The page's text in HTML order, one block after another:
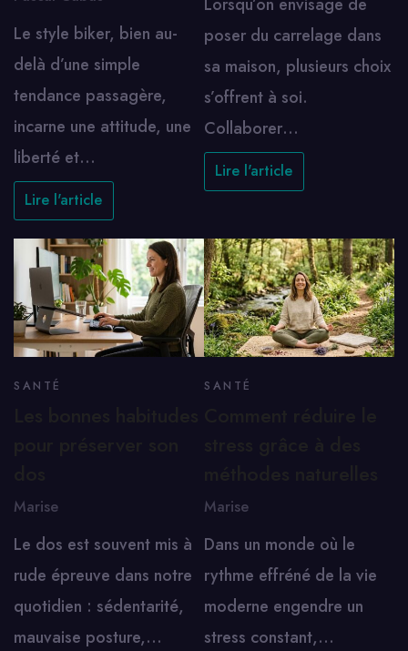
Le style biker, bien au-
delà d’une simple
tendance passagère,
incarne une attitude, une
liberté et…
Lire l'article
poser du carrelage dans
sa maison, plusieurs choix
s’offrent à soi.
Collaborer…
Lire l'article
SANTÉ
Marise
Le dos est souvent mis à
rude épreuve dans notre
quotidien : sédentarité,
mauvaise posture,…
SANTÉ
Marise
Dans un monde où le
rythme effréné de la vie
moderne engendre un
stress constant,…